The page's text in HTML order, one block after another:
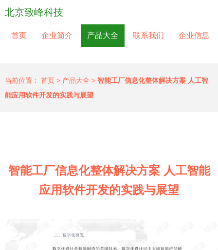
北京致峰科技
首页 企业简介 产品大全 联系我们 企业信息
当前位置： 首页 > 产品大全 > 智能工厂信息化整体解决方案 人工智
能应用软件开发的实践与展望
智能工厂信息化整体解决方案 人工智能
应用软件开发的实践与展望